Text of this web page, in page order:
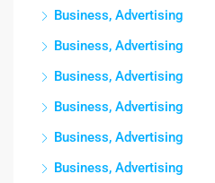
Business, Advertising
Business, Advertising
Business, Advertising
Business, Advertising
Business, Advertising
Business, Advertising